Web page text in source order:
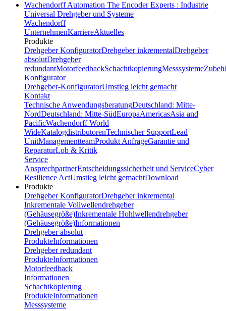
Wachendorff Automation The Encoder Experts : Industrie
Universal Drehgeber und Systeme
Wachendorff
UnternehmenKarriereAktuelles
Produkte
Drehgeber KonfiguratorDrehgeber inkrementalDrehgeber
absolutDrehgeber
redundantMotorfeedbackSchachtkopierungMesssysteme
Konfigurator
Drehgeber-KonfiguratorUmstieg leicht gemacht
Kontakt
Technische AnwendungsberatungDeutschland: Mitte-
NordDeutschland: Mitte-SüdEuropaAmericasAsia and
PacificWachendorff World
WideKatalogdistributorenTechnischer SupportLead
UnitManagementteamProdukt AnfrageGarantie und
ReparaturLob & Kritik
Service
AnsprechpartnerEntscheidungssicherheit und ServiceCyber
Resilience ActUmstieg leicht gemachtDownload
Produkte
Drehgeber KonfiguratorDrehgeber inkremental
Inkrementale Vollwellendrehgeber
(Gehäusegröße)Inkrementale Hohlwellendrehgeber
(Gehäusegröße)Informationen
Drehgeber absolut
ProdukteInformationen
Drehgeber redundant
ProdukteInformationen
Motorfeedback
Informationen
Schachtkopierung
ProdukteInformationen
Messsysteme